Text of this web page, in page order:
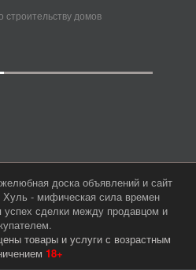
домов
доска объявлений и сайт
- мифическая сила времен
успех сделки между продавцом и
товары и услуги с возрастным
18+